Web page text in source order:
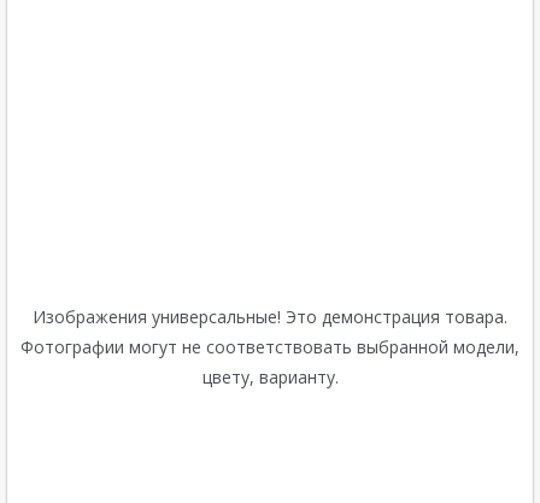
Изображения универсальные! Это демонстрация товара.
Фотографии могут не соответствовать выбранной модели,
цвету, варианту.